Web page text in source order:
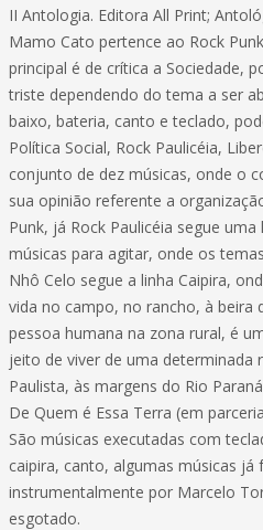
II Antologia. Editora All Print;
Mamo Cato pertence ao Rock
principal é de crítica a Sociedade,
triste dependendo do tema a ser
baixo, bateria, canto e teclado,
Política Social, Rock Paulicéia,
conjunto de dez músicas, onde o
sua opinião referente a
Punk, já Rock Paulicéia segue
músicas para agitar, onde os
Nhô Celo segue a linha Caipira,
vida no campo, no rancho, à beira
pessoa humana na zona rural, é
jeito de viver de uma
Paulista, às margens do Rio
De Quem é Essa Terra (em
São músicas executadas com
caipira, canto, algumas músicas já
instrumentalmente por Marcelo
esgotado.